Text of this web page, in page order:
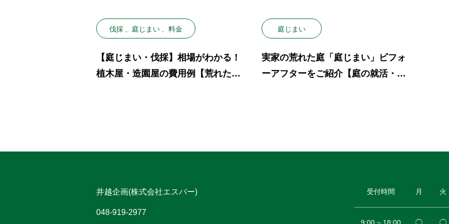
伐採 庭じまい 料金
【庭じまい・伐採】相場がわかる！
植木屋・造園屋の費用例【荒れた
庭じまい
実家の荒れた庭「庭じまい」ビフォ
ーアフターをご紹介【庭の就活・伐
井越企画(株式会社エスバー)
048-919-2977
受付時間 月 火